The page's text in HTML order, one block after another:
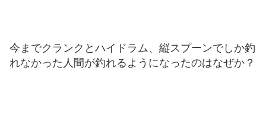
今までクランクとハイドラム、縦スプーンでしか釣
れなかった人間が釣れるようになったのはなぜか？